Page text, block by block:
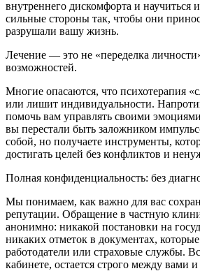
внутреннего дискомфорта и научиться
сильные стороны так, чтобы они
разрушали вашу жизнь.
Лечение — это не «переделка
возможностей.
Многие опасаются, что психотерапия
или лишит индивидуальности.
помочь вам управлять своими
вы перестали быть заложником
собой, но получаете инструменты,
достигать целей без конфликтов и
Полная конфиденциальность: без
Мы понимаем, как важно для вас
репутации. Обращение в частную
анонимно: никакой постановки на
никаких отметок в документах,
работодатели или страховые службы.
кабинете, остается строго между вами